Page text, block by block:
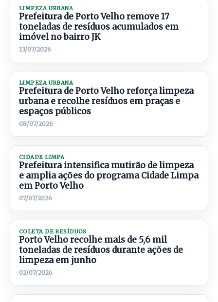
LIMPEZA URBANA
Prefeitura de Porto Velho remove 17
toneladas de resíduos acumulados em
imóvel no bairro JK
13/07/2026
LIMPEZA URBANA
Prefeitura de Porto Velho reforça limpeza
urbana e recolhe resíduos em praças e
espaços públicos
08/07/2026
CIDADE LIMPA
Prefeitura intensifica mutirão de limpeza
e amplia ações do programa Cidade Limpa
em Porto Velho
07/07/2026
COLETA DE RESÍDUOS
Porto Velho recolhe mais de 5,6 mil
toneladas de resíduos durante ações de
limpeza em junho
02/07/2026